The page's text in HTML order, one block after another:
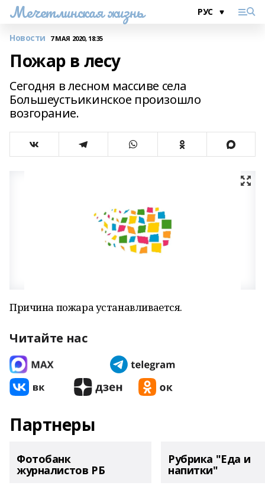
Мечетлинская жизнь
Новости 7 МАЯ 2020, 18:35
Пожар в лесу
Сегодня в лесном массиве села
Большеустьикинское произошло
возгорание.
Причина пожара устанавливается.
Читайте нас
Партнеры
Фотобанк
журналистов РБ
Рубрика "Еда и
напитки"